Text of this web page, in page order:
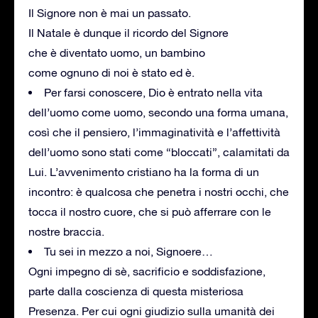
Il Signore non è mai un passato.
Il Natale è dunque il ricordo del Signore
che è diventato uomo, un bambino
come ognuno di noi è stato ed è.
Per farsi conoscere, Dio è entrato nella vita
dell’uomo come uomo, secondo una forma umana,
così che il pensiero, l’immaginatività e l’affettività
dell’uomo sono stati come “bloccati”, calamitati da
Lui. L’avvenimento cristiano ha la forma di un
incontro: è qualcosa che penetra i nostri occhi, che
tocca il nostro cuore, che si può afferrare con le
nostre braccia.
Tu sei in mezzo a noi, Signoere…
Ogni impegno di sè, sacrificio e soddisfazione,
parte dalla coscienza di questa misteriosa
Presenza. Per cui ogni giudizio sulla umanità dei